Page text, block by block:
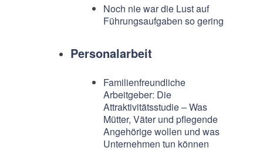
Noch nie war die Lust auf
Führungsaufgaben so gering
Personalarbeit
Familienfreundliche
Arbeitgeber: Die
Attraktivitätsstudie – Was
Mütter, Väter und pflegende
Angehörige wollen und was
Unternehmen tun können